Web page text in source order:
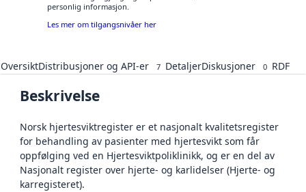
personlig informasjon.
Les mer om tilgangsnivåer her
OversiktDistribusjoner og API-er 7 DetaljerDiskusjoner 0 RDF
Beskrivelse
Norsk hjertesviktregister er et nasjonalt kvalitetsregister
for behandling av pasienter med hjertesvikt som får
oppfølging ved en Hjertesviktpoliklinikk, og er en del av
Nasjonalt register over hjerte- og karlidelser (Hjerte- og
karregisteret).